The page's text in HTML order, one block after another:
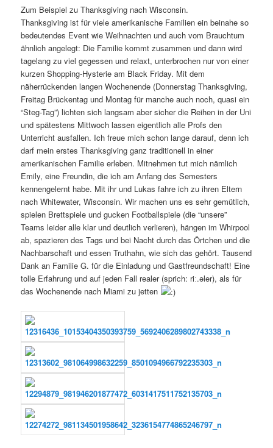
Zum Beispiel zu Thanksgiving nach Wisconsin.
Thanksgiving ist für viele amerikanische Familien ein beinahe so
bedeutendes Event wie Weihnachten und auch vom Brauchtum
ähnlich angelegt: Die Familie kommt zusammen und dann wird
tagelang zu viel gegessen und relaxt, unterbrochen nur von einer
kurzen Shopping-Hysterie am Black Friday. Mit dem
näherrückenden langen Wochenende (Donnerstag Thanksgiving,
Freitag Brückentag und Montag für manche auch noch, quasi ein
“Steg-Tag”) lichten sich langsam aber sicher die Reihen in der Uni
und spätestens Mittwoch lassen eigentlich alle Profs den
Unterricht ausfallen. Ich freue mich schon lange darauf, denn ich
darf mein erstes Thanksgiving ganz traditionell in einer
amerikanischen Familie erleben. Mitnehmen tut mich nämlich
Emily, eine Freundin, die ich am Anfang des Semesters
kennengelernt habe. Mit ihr und Lukas fahre ich zu ihren Eltern
nach Whitewater, Wisconsin. Wir machen uns es sehr gemütlich,
spielen Brettspiele und gucken Footballspiele (die “unsere”
Teams leider alle klar und deutlich verlieren), hängen im Whirpool
ab, spazieren des Tags und bei Nacht durch das Örtchen und die
Nachbarschaft und essen Truthahn, wie sich das gehört. Tausend
Dank an Familie G. für die Einladung und Gastfreundschaft! Eine
tolle Erfahrung und auf jeden Fall realer (sprich: riː.əler), als für
das Wochenende nach Miami zu jetten